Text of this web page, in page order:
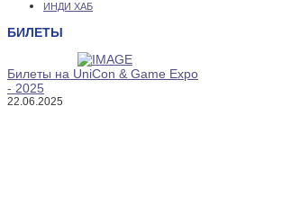
ИНДИ ХАБ
БИЛЕТЫ
Билеты на UniCon & Game Expo
- 2025
22.06.2025